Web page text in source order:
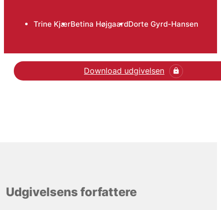
Trine KjærBetina HøjgaardDorte Gyrd-Hansen
Download udgivelsen
Udgivelsens forfattere